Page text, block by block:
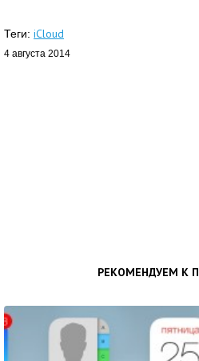
Теги: iCloud
4 августа 2014
РЕКОМЕНДУЕМ К